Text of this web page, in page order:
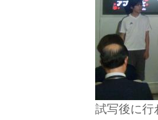
試写後に行